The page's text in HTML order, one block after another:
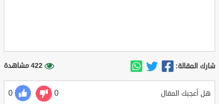
شارك المقالة: 422 مشاهدة
هل أعجبك المقال 0
0